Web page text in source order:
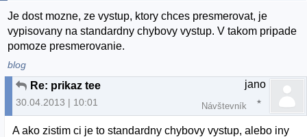
Je dost mozne, ze vystup, ktory chces presmerovat, je
vypisovany na standardny chybovy vystup. V takom pripade
pomoze presmerovanie.
blog
Re: prikaz tee
30.04.2013 | 10:01
jano
Návštevník
A ako zistim ci je to standardny chybovy vystup, alebo iny